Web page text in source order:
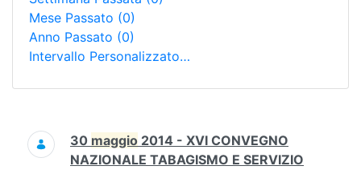
Mese Passato (0)
Anno Passato (0)
Intervallo Personalizzato…
Ricerca
30 maggio 2014 - XVI CONVEGNO
NAZIONALE TABAGISMO E SERVIZIO